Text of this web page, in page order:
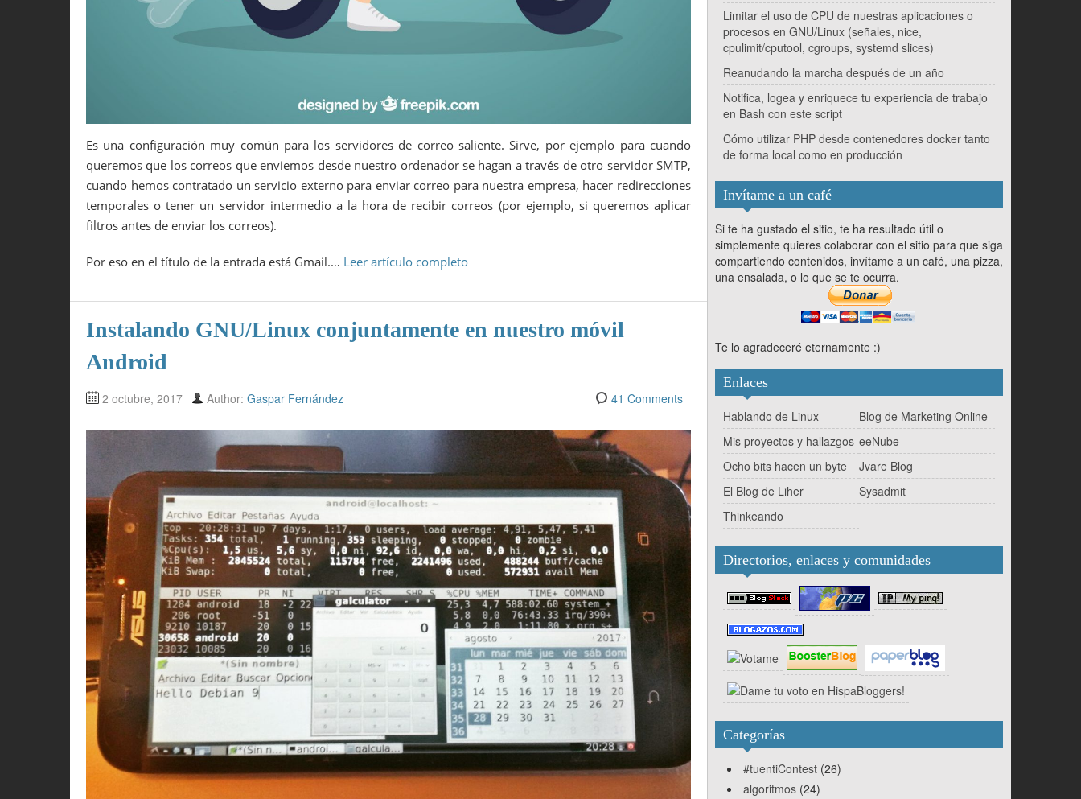
Es una configuración muy común para los servidores de correo saliente. Sirve, por ejemplo para cuando
queremos que los correos que enviemos desde nuestro ordenador se hagan a través de otro servidor SMTP,
cuando hemos contratado un servicio externo para enviar correo para nuestra empresa, hacer redirecciones
temporales o tener un servidor intermedio a la hora de recibir correos (por ejemplo, si queremos aplicar
filtros antes de enviar los correos).
Por eso en el título de la entrada está Gmail.… Leer artículo completo
Instalando GNU/Linux conjuntamente en nuestro móvil
Android
2 octubre, 2017 Author: Gaspar Fernández 41 Comments
Limitar el uso de CPU de nuestras aplicaciones o
procesos en GNU/Linux (señales, nice,
cpulimit/cputool, cgroups, systemd slices)
Reanudando la marcha después de un año
Notifica, logea y enriquece tu experiencia de trabajo
en Bash con este script
Cómo utilizar PHP desde contenedores docker tanto
de forma local como en producción
Invítame a un café
Si te ha gustado el sitio, te ha resultado útil o
simplemente quieres colaborar con el sitio para que siga
compartiendo contenidos, invítame a un café, una pizza,
una ensalada, o lo que se te ocurra.
Te lo agradeceré eternamente :)
Enlaces
Hablando de Linux
Blog de Marketing Online
Mis proyectos y hallazgos eeNube
Ocho bits hacen un byte
Jvare Blog
El Blog de Liher
Sysadmit
Thinkeando
Directorios, enlaces y comunidades
Categorías
#tuentiContest (26)
algoritmos (24)